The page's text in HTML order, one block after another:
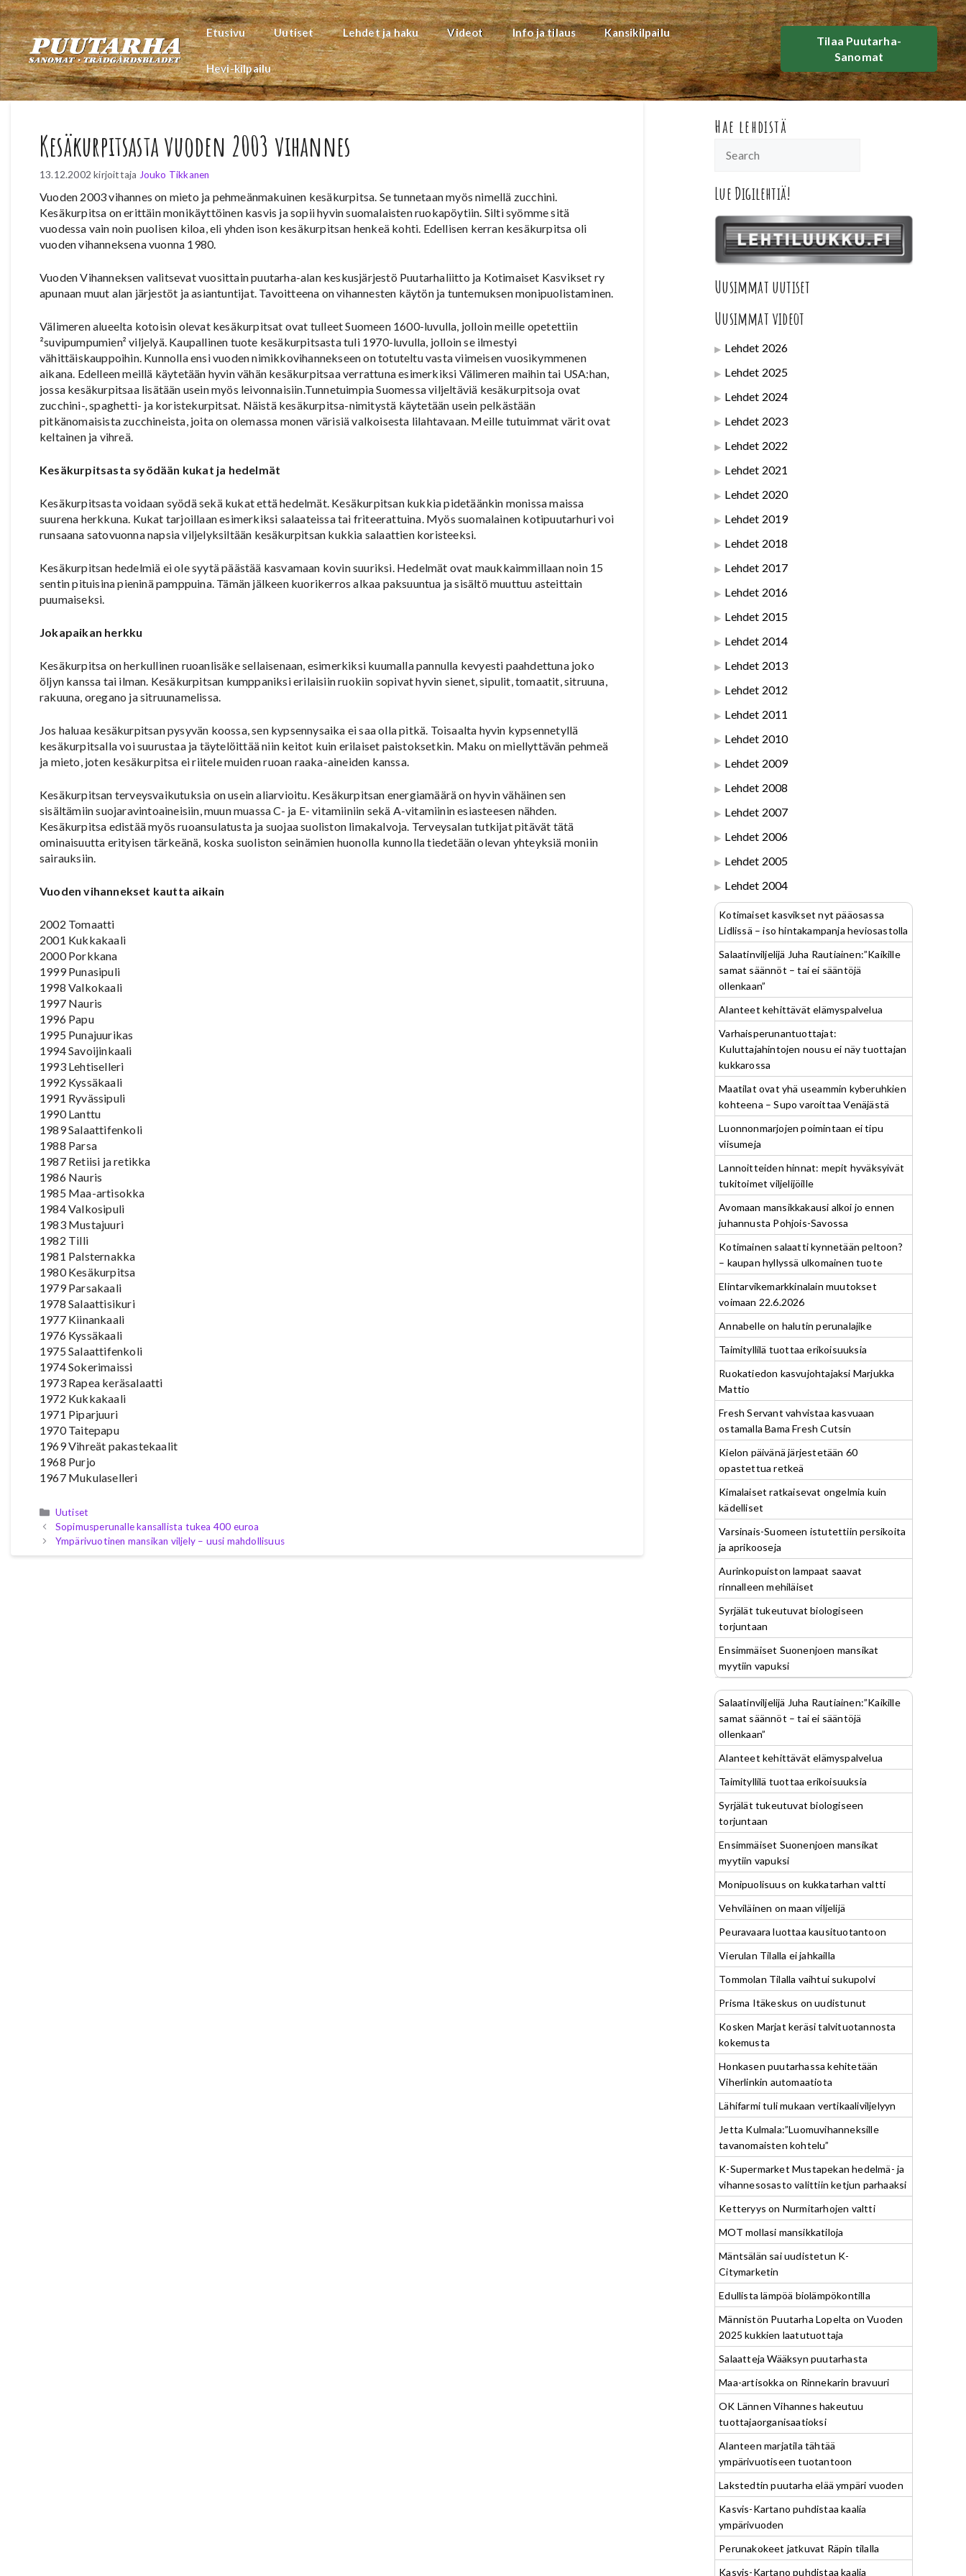
Siirry
sisältöön
Etusivu Uutiset Lehdet ja haku Videot Info ja tilaus Kansikilpailu
Hevi-kilpailu
Tilaa Puutarha-
Sanomat
Kesäkurpitsasta vuoden 2003 vihannes
13.12.2002 kirjoittaja Jouko Tikkanen
Vuoden 2003 vihannes on mieto ja pehmeänmakuinen kesäkurpitsa. Se tunnetaan myös nimellä zucchini.
Kesäkurpitsa on erittäin monikäyttöinen kasvis ja sopii hyvin suomalaisten ruokapöytiin. Silti syömme sitä
vuodessa vain noin puolisen kiloa, eli yhden ison kesäkurpitsan henkeä kohti. Edellisen kerran kesäkurpitsa oli
vuoden vihanneksena vuonna 1980.
Vuoden Vihanneksen valitsevat vuosittain puutarha-alan keskusjärjestö Puutarhaliitto ja Kotimaiset Kasvikset ry
apunaan muut alan järjestöt ja asiantuntijat. Tavoitteena on vihannesten käytön ja tuntemuksen monipuolistaminen.
Välimeren alueelta kotoisin olevat kesäkurpitsat ovat tulleet Suomeen 1600-luvulla, jolloin meille opetettiin
²suvipumpumien² viljelyä. Kaupallinen tuote kesäkurpitsasta tuli 1970-luvulla, jolloin se ilmestyi
vähittäiskauppoihin. Kunnolla ensi vuoden nimikkovihannekseen on totuteltu vasta viimeisen vuosikymmenen
aikana. Edelleen meillä käytetään hyvin vähän kesäkurpitsaa verrattuna esimerkiksi Välimeren maihin tai USA:han,
jossa kesäkurpitsaa lisätään usein myös leivonnaisiin.Tunnetuimpia Suomessa viljeltäviä kesäkurpitsoja ovat
zucchini-, spaghetti- ja koristekurpitsat. Näistä kesäkurpitsa-nimitystä käytetään usein pelkästään
pitkänomaisista zucchineista, joita on olemassa monen värisiä valkoisesta lilahtavaan. Meille tutuimmat värit ovat
keltainen ja vihreä.
Kesäkurpitsasta syödään kukat ja hedelmät
Kesäkurpitsasta voidaan syödä sekä kukat että hedelmät. Kesäkurpitsan kukkia pidetäänkin monissa maissa
suurena herkkuna. Kukat tarjoillaan esimerkiksi salaateissa tai friteerattuina. Myös suomalainen kotipuutarhuri voi
runsaana satovuonna napsia viljelyksiltään kesäkurpitsan kukkia salaattien koristeeksi.
Kesäkurpitsan hedelmiä ei ole syytä päästää kasvamaan kovin suuriksi. Hedelmät ovat maukkaimmillaan noin 15
sentin pituisina pieninä pamppuina. Tämän jälkeen kuorikerros alkaa paksuuntua ja sisältö muuttuu asteittain
puumaiseksi.
Jokapaikan herkku
Kesäkurpitsa on herkullinen ruoanlisäke sellaisenaan, esimerkiksi kuumalla pannulla kevyesti paahdettuna joko
öljyn kanssa tai ilman. Kesäkurpitsan kumppaniksi erilaisiin ruokiin sopivat hyvin sienet, sipulit, tomaatit, sitruuna,
rakuuna, oregano ja sitruunamelissa.
Jos haluaa kesäkurpitsan pysyvän koossa, sen kypsennysaika ei saa olla pitkä. Toisaalta hyvin kypsennetyllä
kesäkurpitsalla voi suurustaa ja täytelöittää niin keitot kuin erilaiset paistoksetkin. Maku on miellyttävän pehmeä
ja mieto, joten kesäkurpitsa ei riitele muiden ruoan raaka-aineiden kanssa.
Kesäkurpitsan terveysvaikutuksia on usein aliarvioitu. Kesäkurpitsan energiamäärä on hyvin vähäinen sen
sisältämiin suojaravintoaineisiin, muun muassa C- ja E- vitamiiniin sekä A-vitamiinin esiasteesen nähden.
Kesäkurpitsa edistää myös ruoansulatusta ja suojaa suoliston limakalvoja. Terveysalan tutkijat pitävät tätä
ominaisuutta erityisen tärkeänä, koska suoliston seinämien huonolla kunnolla tiedetään olevan yhteyksiä moniin
sairauksiin.
Vuoden vihannekset kautta aikain
2002 Tomaatti
2001 Kukkakaali
2000 Porkkana
1999 Punasipuli
1998 Valkokaali
1997 Nauris
1996 Papu
1995 Punajuurikas
1994 Savoijinkaali
1993 Lehtiselleri
1992 Kyssäkaali
1991 Ryvässipuli
1990 Lanttu
1989 Salaattifenkoli
1988 Parsa
1987 Retiisi ja retikka
1986 Nauris
1985 Maa-artisokka
1984 Valkosipuli
1983 Mustajuuri
1982 Tilli
1981 Palsternakka
1980 Kesäkurpitsa
1979 Parsakaali
1978 Salaattisikuri
1977 Kiinankaali
1976 Kyssäkaali
1975 Salaattifenkoli
1974 Sokerimaissi
1973 Rapea keräsalaatti
1972 Kukkakaali
1971 Piparjuuri
1970 Taitepapu
1969 Vihreät pakastekaalit
1968 Purjo
1967 Mukulaselleri
Kategoriat
Uutiset
Sopimusperunalle kansallista tukea 400 euroa
Ympärivuotinen mansikan viljely – uusi mahdollisuus
Hae lehdistä
Lue Digilehtiä!
Uusimmat uutiset
Uusimmat videot
Lehdet 2026
Lehdet 2025
Lehdet 2024
Lehdet 2023
Lehdet 2022
Lehdet 2021
Lehdet 2020
Lehdet 2019
Lehdet 2018
Lehdet 2017
Lehdet 2016
Lehdet 2015
Lehdet 2014
Lehdet 2013
Lehdet 2012
Lehdet 2011
Lehdet 2010
Lehdet 2009
Lehdet 2008
Lehdet 2007
Lehdet 2006
Lehdet 2005
Lehdet 2004
Kotimaiset kasvikset nyt pääosassa
Lidlissä – iso hintakampanja heviosastolla
Salaatinviljelijä Juha Rautiainen:”Kaikille
samat säännöt – tai ei sääntöjä
ollenkaan”
Alanteet kehittävät elämyspalvelua
Varhaisperunantuottajat:
Kuluttajahintojen nousu ei näy tuottajan
kukkarossa
Maatilat ovat yhä useammin kyberuhkien
kohteena – Supo varoittaa Venäjästä
Luonnonmarjojen poimintaan ei tipu
viisumeja
Lannoitteiden hinnat: mepit hyväksyivät
tukitoimet viljelijöille
Avomaan mansikkakausi alkoi jo ennen
juhannusta Pohjois-Savossa
Kotimainen salaatti kynnetään peltoon?
– kaupan hyllyssä ulkomainen tuote
Elintarvikemarkkinalain muutokset
voimaan 22.6.2026
Annabelle on halutin perunalajike
Taimityllilä tuottaa erikoisuuksia
Ruokatiedon kasvujohtajaksi Marjukka
Mattio
Fresh Servant vahvistaa kasvuaan
ostamalla Bama Fresh Cutsin
Kielon päivänä järjestetään 60
opastettua retkeä
Kimalaiset ratkaisevat ongelmia kuin
kädelliset
Varsinais-Suomeen istutettiin persikoita
ja aprikooseja
Aurinkopuiston lampaat saavat
rinnalleen mehiläiset
Syrjälät tukeutuvat biologiseen
torjuntaan
Ensimmäiset Suonenjoen mansikat
myytiin vapuksi
Salaatinviljelijä Juha Rautiainen:”Kaikille
samat säännöt – tai ei sääntöjä
ollenkaan”
Alanteet kehittävät elämyspalvelua
Taimityllilä tuottaa erikoisuuksia
Syrjälät tukeutuvat biologiseen
torjuntaan
Ensimmäiset Suonenjoen mansikat
myytiin vapuksi
Monipuolisuus on kukkatarhan valtti
Vehviläinen on maan viljelijä
Peuravaara luottaa kausituotantoon
Vierulan Tilalla ei jahkailla
Tommolan Tilalla vaihtui sukupolvi
Prisma Itäkeskus on uudistunut
Kosken Marjat keräsi talvituotannosta
kokemusta
Honkasen puutarhassa kehitetään
Viherlinkin automaatiota
Lähifarmi tuli mukaan vertikaaliviljelyyn
Jetta Kulmala:”Luomuvihanneksille
tavanomaisten kohtelu”
K-Supermarket Mustapekan hedelmä- ja
vihannesosasto valittiin ketjun parhaaksi
Ketteryys on Nurmitarhojen valtti
MOT mollasi mansikkatiloja
Mäntsälän sai uudistetun K-
Citymarketin
Edullista lämpöä biolämpökontilla
Männistön Puutarha Lopelta on Vuoden
2025 kukkien laatutuottaja
Salaatteja Wääksyn puutarhasta
Maa-artisokka on Rinnekarin bravuuri
OK Lännen Vihannes hakeutuu
tuottajaorganisaatioksi
Alanteen marjatila tähtää
ympärivuotiseen tuotantoon
Lakstedtin puutarha elää ympäri vuoden
Kasvis-Kartano puhdistaa kaalia
ympärivuoden
Perunakokeet jatkuvat Räpin tilalla
Kasvis-Kartano puhdistaa kaalia